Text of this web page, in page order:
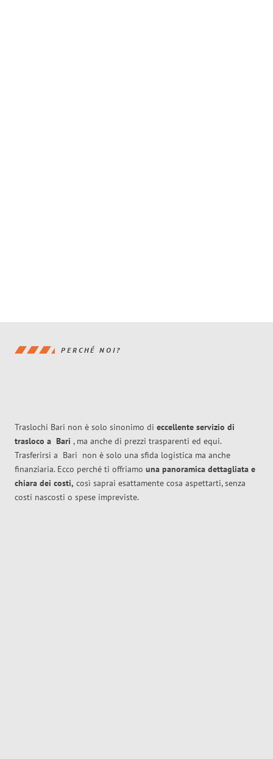
PERCHÉ NOI?
Traslochi Bari non è solo sinonimo di eccellente servizio di
trasloco a Bari , ma anche di prezzi trasparenti ed equi.
Trasferirsi a Bari non è solo una sfida logistica ma anche
finanziaria. Ecco perché ti offriamo una panoramica dettagliata e
chiara dei costi, così saprai esattamente cosa aspettarti, senza
costi nascosti o spese impreviste.